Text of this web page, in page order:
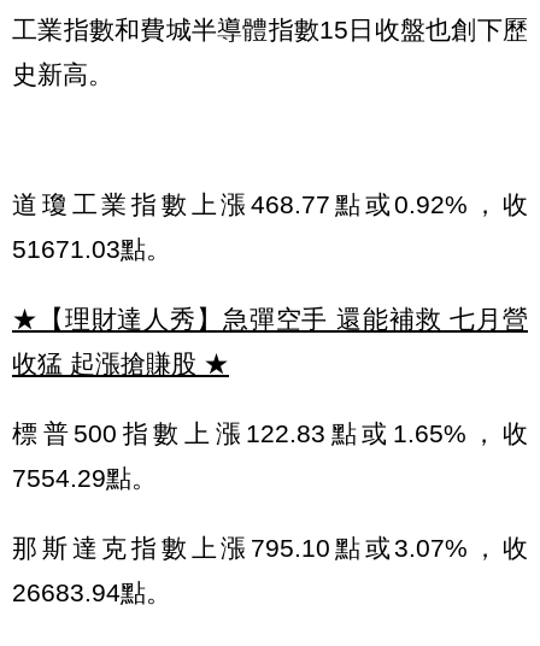
工業指數和費城半導體指數15日收盤也創下歷
史新高。
道瓊工業指數上漲468.77點或0.92%，收
51671.03點。
★【理財達人秀】急彈空手 還能補救 七月營
收猛 起漲搶賺股 ★
標普500指數上漲122.83點或1.65%，收
7554.29點。
那斯達克指數上漲795.10點或3.07%，收
26683.94點。